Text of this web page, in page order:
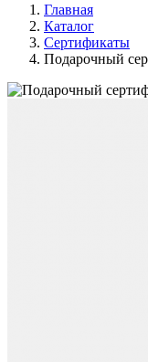
Главная
Каталог
Сертификаты
Подарочный